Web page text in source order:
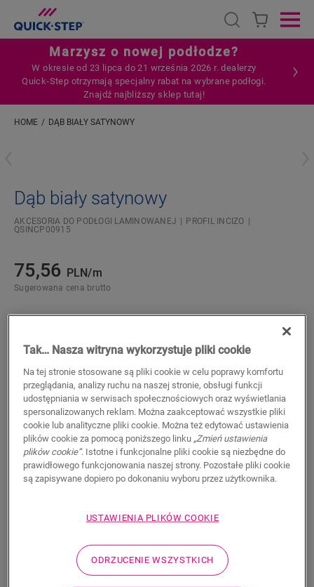
Open search
Marzysz o nowej podłodze?
W okresie od 23 lipca do 21 września 2026 r. dealerzy
Quick‑Step otrzymają specjalny rabat na wybrane podłogi.
Znajdź najbliższy sklep tutaj!
HOME DĄB BIAŁY SATYNOWY
Dąb biały satynowy
AKCESORIA DO PODŁOGI LAMINOWANEJ
PROFIL INCIZO
QSINCP00915
75,56 PLN/m
Sugerowana cena brutto
WYSZUKAJ
Właściwości produktu
Ten pojedynczy profil zapewnia wiele rozwiązań do
wykończenia podłogi, takich jak przejście między podłogami
lub wykończenie przy ścianie lub oknie. Wystarczy przyciąć
pasuje idealnie do koloru podłogi. Opakowanie zawiera jeden
uzyskać wodoszczelne wykończenie w wilgotnych
pomieszczeniach, zalecamy połączenie z paskiem piankowym
Foamstrip i zestawem Hydrokit. Profil Incizo umożliwia: 1.
Tak… Nasza witryna wykorzystuje pliki cookie
Na tej stronie stosowane są pliki cookie w celu poprawy komfortu
przeglądania, analizy ruchu na naszej stronie, obsługi funkcji
udostępniania w serwisach społecznościowych oraz wyświetlania
spersonalizowanych reklam. Można zaakceptować wszystkie pliki
cookie lub analityczne pliki cookie. Można też edytować ustawienia
plików cookie za pomocą poniższego linku „Zmień ustawienia
plików cookie”. Istotne i funkcjonalne pliki cookie są niezbędne do
prawidłowego funkcjonowania naszej strony. Pozostałe pliki cookie
są zapisywane dopiero po dokonaniu wyboru przez użytkownika.
USTAWIENIA PLIKÓW COOKIE
ODRZUCENIE WSZYSTKICH